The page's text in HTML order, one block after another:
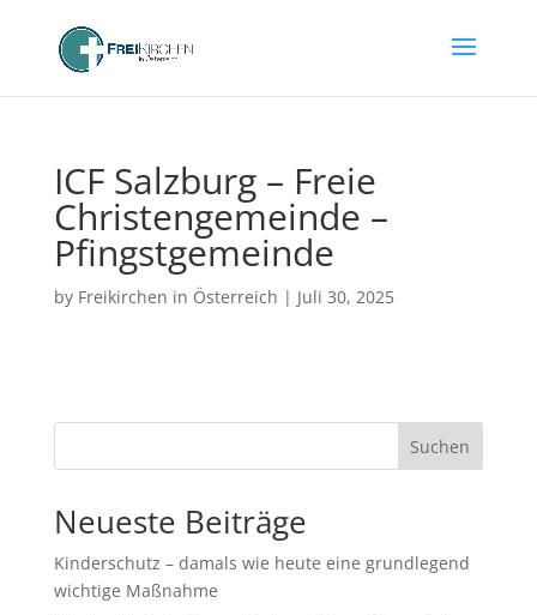
ICF Salzburg – Freie
Christengemeinde –
Pfingstgemeinde
by Freikirchen in Österreich | Juli 30, 2025
Suchen
Neueste Beiträge
Kinderschutz – damals wie heute eine grundlegend
wichtige Maßnahme